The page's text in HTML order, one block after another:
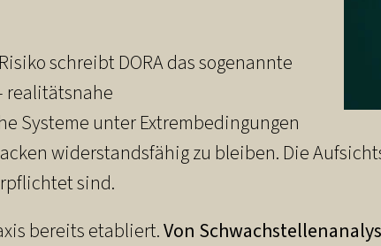
schreibt DORA das sogenannte
realitätsnahe
Systeme unter Extrembedingungen
widerstandsfähig zu bleiben. Die
sind.
bereits etabliert.Von